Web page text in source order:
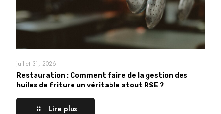
juillet 31, 2026
Restauration : Comment faire de la gestion des
huiles de friture un véritable atout RSE ?
Lire plus